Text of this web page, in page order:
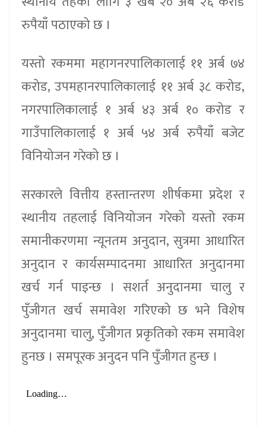
रुपैयाँ पठाएको छ ।
यस्तो रकममा महागनरपालिकालाई ११ अर्ब ७४
करोड, उपमहानरपालिकालाई ११ अर्ब ३८ करोड,
नगरपालिकालाई १ अर्ब ४३ अर्ब १० करोड र
गाउँपालिकालाई १ अर्ब ५४ अर्ब रुपैयाँ बजेट
विनियोजन गरेको छ ।
सरकारले वित्तीय हस्तान्तरण शीर्षकमा प्रदेश र
स्थानीय तहलाई विनियोजन गरेको यस्तो रकम
समानीकरणमा न्यूनतम अनुदान, सुत्रमा आधारित
अनुदान र कार्यसम्पादनमा आधारित अनुदानमा
खर्च गर्न पाइन्छ । सशर्त अनुदानमा चालु र
पुँजीगत खर्च समावेश गरिएको छ भने विशेष
अनुदानमा चालु, पुँजीगत प्रकृतिको रकम समावेश
हुनछ । समपूरक अनुदन पनि पुँजीगत हुन्छ ।